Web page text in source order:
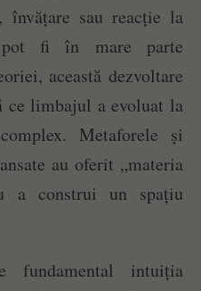
sau reacție la
pot fi în mare parte
această dezvoltare
ce limbajul a evoluat la
Metaforele și
au oferit „materia
a construi un spațiu
fundamental intuiția